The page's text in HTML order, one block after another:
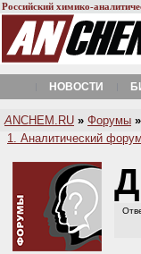
Российский химико-
НОВОСТИ
A NCHEM.RU » Форумы »
1. Аналитический форум